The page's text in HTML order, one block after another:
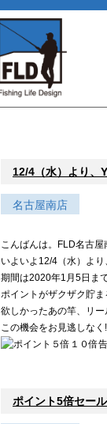
12/4（水）より、
名古屋南店
こんばんは。FLD名古屋
いよいよ12/4（水）よ
期間は2020年1月5日まで
ポイントがザクザク貯ま
欲しかったあの竿、リ
この機会をお見逃しなく
ポイント5倍セー